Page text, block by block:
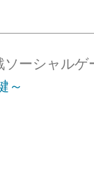
ーシャルゲ
～